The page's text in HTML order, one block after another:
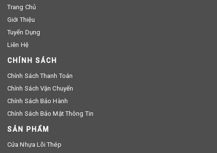
Trang Chủ
Giới Thiệu
Tuyển Dụng
Liên Hệ
CHÍNH SÁCH
Chính Sách Thanh Toán
Chính Sách Vận Chuyển
Chính Sách Bảo Hành
Chính Sách Bảo Mật Thông Tin
SẢN PHẨM
Cửa Nhựa Lõi Thép